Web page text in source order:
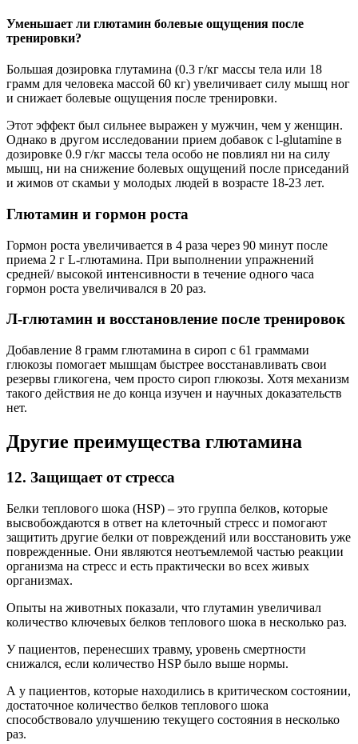
Уменьшает ли глютамин болевые ощущения после
тренировки?
Большая дозировка глутамина (0.3 г/кг массы тела или 18
грамм для человека массой 60 кг) увеличивает силу мышц ног
и снижает болевые ощущения после тренировки.
Этот эффект был сильнее выражен у мужчин, чем у женщин.
Однако в другом исследовании прием добавок с l-glutamine в
дозировке 0.9 г/кг массы тела особо не повлиял ни на силу
мышц, ни на снижение болевых ощущений после приседаний
и жимов от скамьи у молодых людей в возрасте 18-23 лет.
Глютамин и гормон роста
Гормон роста увеличивается в 4 раза через 90 минут после
приема 2 г L-глютамина. При выполнении упражнений
средней/ высокой интенсивности в течение одного часа
гормон роста увеличивался в 20 раз.
Л-глютамин и восстановление после тренировок
Добавление 8 грамм глютамина в сироп с 61 граммами
глюкозы помогает мышцам быстрее восстанавливать свои
резервы гликогена, чем просто сироп глюкозы. Хотя механизм
такого действия не до конца изучен и научных доказательств
нет.
Другие преимущества глютамина
12. Защищает от стресса
Белки теплового шока (HSP) – это группа белков, которые
высвобождаются в ответ на клеточный стресс и помогают
защитить другие белки от повреждений или восстановить уже
поврежденные. Они являются неотъемлемой частью реакции
организма на стресс и есть практически во всех живых
организмах.
Опыты на животных показали, что глутамин увеличивал
количество ключевых белков теплового шока в несколько раз.
У пациентов, перенесших травму, уровень смертности
снижался, если количество HSP было выше нормы.
А у пациентов, которые находились в критическом состоянии,
достаточное количество белков теплового шока
способствовало улучшению текущего состояния в несколько
раз.